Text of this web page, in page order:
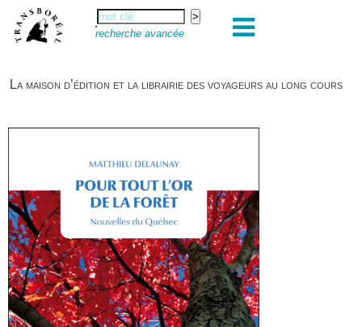
recherche avancée
La maison d’édition et la librairie des voyageurs au long cours